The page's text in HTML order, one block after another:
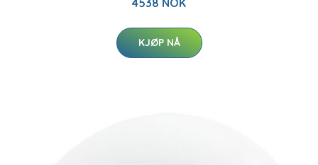
4538 NOK
KJØP NÅ